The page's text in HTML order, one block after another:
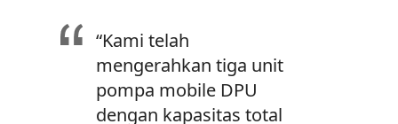
“Kami telah
mengerahkan tiga unit
pompa mobile DPU
dengan kapasitas total